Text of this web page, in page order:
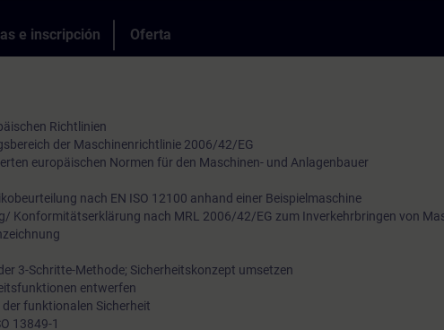
e inscripción Oferta
Richtlinien
der Maschinenrichtlinie 2006/42/EG
europäischen Normen für den Maschinen- und Anlagenbauer
nach EN ISO 12100 anhand einer Beispielmaschine
Konformitätserklärung nach MRL 2006/42/EG zum Inverkehrbringen von
3-Schritte-Methode; Sicherheitskonzept umsetzen
entwerfen
funktionalen Sicherheit
13849-1